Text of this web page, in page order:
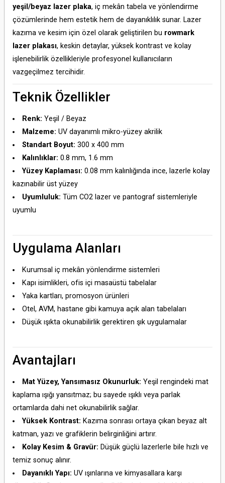
yeşil/beyaz lazer plaka, iç mekân tabela ve yönlendirme
çözümlerinde hem estetik hem de dayanıklılık sunar. Lazer
kazıma ve kesim için özel olarak geliştirilen bu rowmark
lazer plakası, keskin detaylar, yüksek kontrast ve kolay
işlenebilirlik özellikleriyle profesyonel kullanıcıların
vazgeçilmez tercihidir.
Teknik Özellikler
Renk: Yeşil / Beyaz
Malzeme: UV dayanımlı mikro-yüzey akrilik
Standart Boyut: 300 x 400 mm
Kalınlıklar: 0.8 mm, 1.6 mm
Yüzey Kaplaması: 0.08 mm kalınlığında ince, lazerle kolay
kazınabilir üst yüzey
Uyumluluk: Tüm CO2 lazer ve pantograf sistemleriyle
uyumlu
Uygulama Alanları
Kurumsal iç mekân yönlendirme sistemleri
Kapı isimlikleri, ofis içi masaüstü tabelalar
Yaka kartları, promosyon ürünleri
Otel, AVM, hastane gibi kamuya açık alan tabelaları
Düşük ışıkta okunabilirlik gerektiren şık uygulamalar
Avantajları
Mat Yüzey, Yansımasız Okunurluk: Yeşil rengindeki mat
kaplama ışığı yansıtmaz; bu sayede ışıklı veya parlak
ortamlarda dahi net okunabilirlik sağlar.
Yüksek Kontrast: Kazıma sonrası ortaya çıkan beyaz alt
katman, yazı ve grafiklerin belirginliğini artırır.
Kolay Kesim & Gravür: Düşük güçlü lazerlerle bile hızlı ve
temiz sonuç alınır.
Dayanıklı Yapı: UV ışınlarına ve kimyasallara karşı